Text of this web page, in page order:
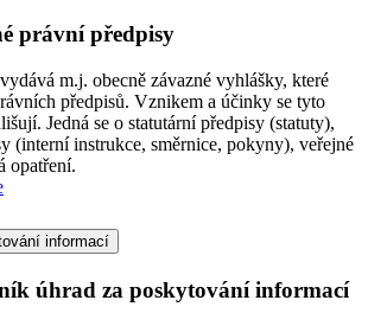
právní předpisy
m.j. obecně závazné vyhlášky, které
předpisů. Vznikem a účinky se tyto
Jedná se o statutární předpisy (statuty),
(interní instrukce, směrnice, pokyny), veřejné
opatření.
informací
úhrad za poskytování informací